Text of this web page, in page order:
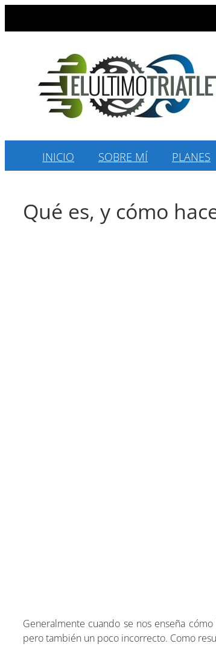
INICIO SOBRE MÍ PLANES
Qué es, y cómo
Generalmente cuando se nos enseña cómo
pero también un poco incorrecto. Como